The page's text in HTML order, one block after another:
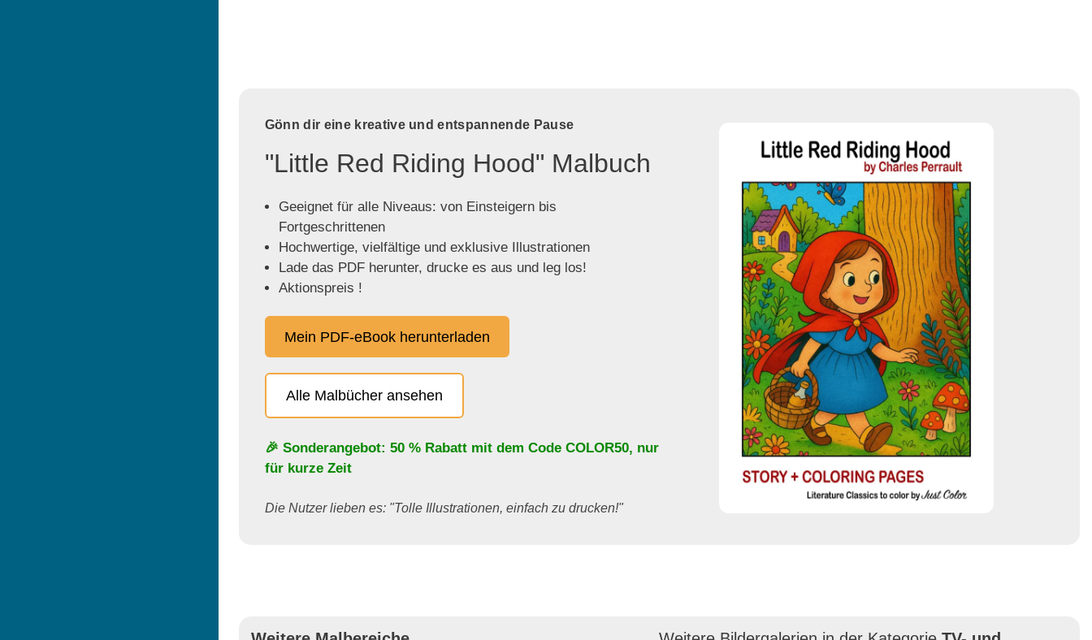
Gönn dir eine kreative und entspannende Pause
"Little Red Riding Hood" Malbuch
Geeignet für alle Niveaus: von Einsteigern bis
Fortgeschrittenen
Hochwertige, vielfältige und exklusive Illustrationen
Lade das PDF herunter, drucke es aus und leg los!
Aktionspreis !
Mein PDF-eBook herunterladen
Alle Malbücher ansehen
🎉 Sonderangebot: 50 % Rabatt mit dem Code COLOR50, nur
für kurze Zeit
Die Nutzer lieben es: "Tolle Illustrationen, einfach zu drucken!"